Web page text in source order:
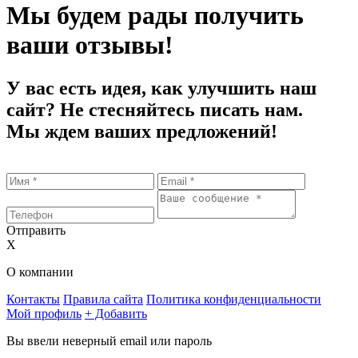
Мы будем рады получить
ваши отзывы!
У вас есть идея, как улучшить наш
сайт? Не стесняйтесь писать нам.
Мы ждем ваших предложений!
Отправить
X
О компании
Контакты Правила сайта Политика конфиденциальности
Мой профиль + Добавить
Вы ввели неверный email или пароль